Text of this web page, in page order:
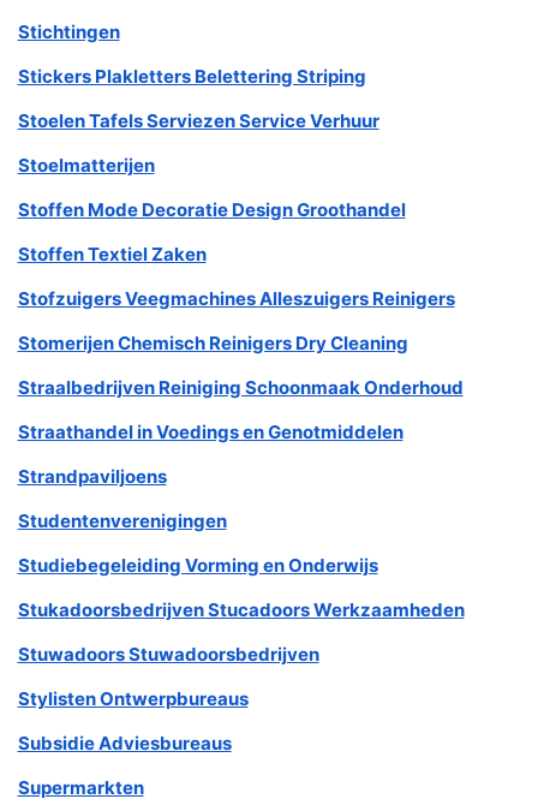
Stichtingen
Stickers Plakletters Belettering Striping
Stoelen Tafels Serviezen Service Verhuur
Stoelmatterijen
Stoffen Mode Decoratie Design Groothandel
Stoffen Textiel Zaken
Stofzuigers Veegmachines Alleszuigers Reinigers
Stomerijen Chemisch Reinigers Dry Cleaning
Straalbedrijven Reiniging Schoonmaak Onderhoud
Straathandel in Voedings en Genotmiddelen
Strandpaviljoens
Studentenverenigingen
Studiebegeleiding Vorming en Onderwijs
Stukadoorsbedrijven Stucadoors Werkzaamheden
Stuwadoors Stuwadoorsbedrijven
Stylisten Ontwerpbureaus
Subsidie Adviesbureaus
Supermarkten